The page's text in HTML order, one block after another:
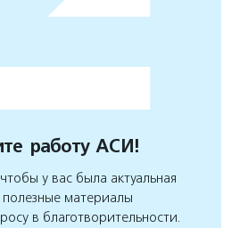
работу АСИ!
у вас была актуальная
материалы
в благотворительности.